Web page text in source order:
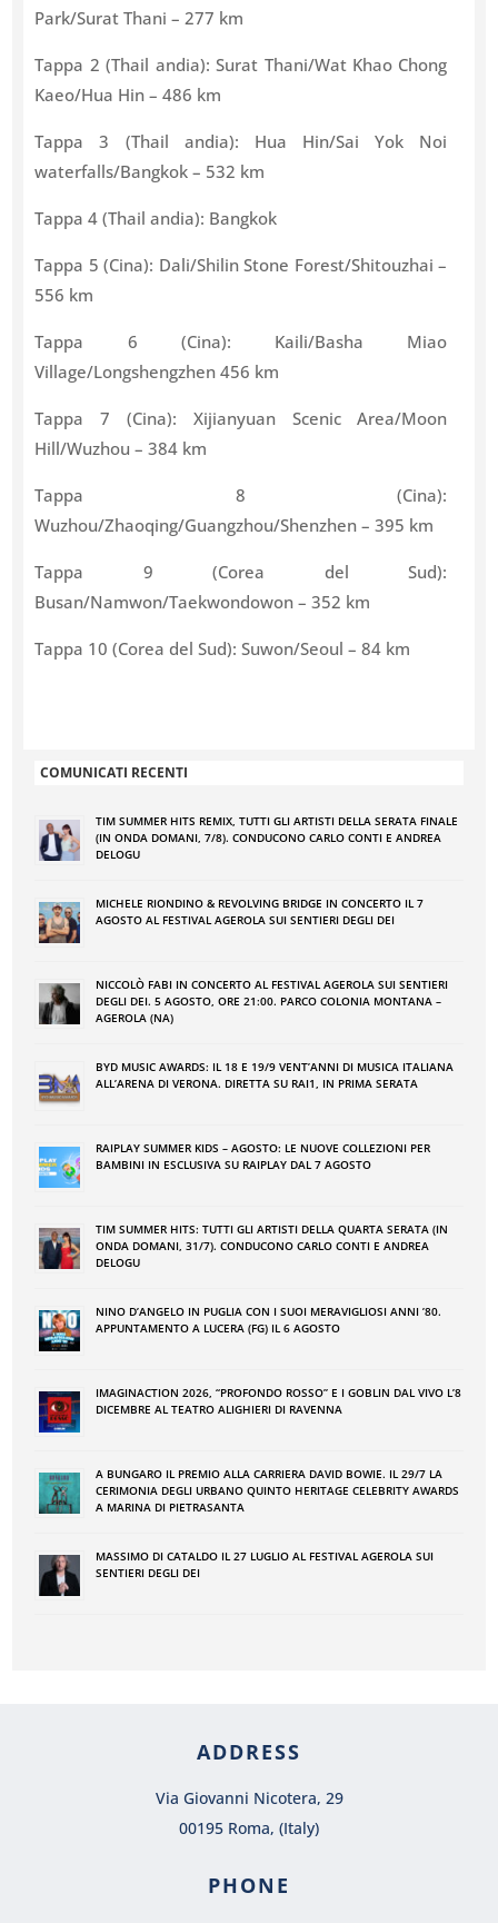
Park/Surat Thani – 277 km
Tappa 2 (Thail andia): Surat Thani/Wat Khao Chong
Kaeo/Hua Hin – 486 km
Tappa 3 (Thail andia): Hua Hin/Sai Yok Noi
waterfalls/Bangkok – 532 km
Tappa 4 (Thail andia): Bangkok
Tappa 5 (Cina): Dali/Shilin Stone Forest/Shitouzhai –
556 km
Tappa 6 (Cina): Kaili/Basha Miao
Village/Longshengzhen 456 km
Tappa 7 (Cina): Xijianyuan Scenic Area/Moon
Hill/Wuzhou – 384 km
Tappa 8 (Cina):
Wuzhou/Zhaoqing/Guangzhou/Shenzhen – 395 km
Tappa 9 (Corea del Sud):
Busan/Namwon/Taekwondowon – 352 km
Tappa 10 (Corea del Sud): Suwon/Seoul – 84 km
COMUNICATI RECENTI
TIM SUMMER HITS REMIX, TUTTI GLI ARTISTI DELLA SERATA FINALE
(IN ONDA DOMANI, 7/8). CONDUCONO CARLO CONTI E ANDREA
DELOGU
MICHELE RIONDINO & REVOLVING BRIDGE IN CONCERTO IL 7
AGOSTO AL FESTIVAL AGEROLA SUI SENTIERI DEGLI DEI
NICCOLÒ FABI IN CONCERTO AL FESTIVAL AGEROLA SUI SENTIERI
DEGLI DEI. 5 AGOSTO, ORE 21:00. PARCO COLONIA MONTANA –
AGEROLA (NA)
BYD MUSIC AWARDS: IL 18 E 19/9 VENT’ANNI DI MUSICA ITALIANA
ALL’ARENA DI VERONA. DIRETTA SU RAI1, IN PRIMA SERATA
RAIPLAY SUMMER KIDS – AGOSTO: LE NUOVE COLLEZIONI PER
BAMBINI IN ESCLUSIVA SU RAIPLAY DAL 7 AGOSTO
TIM SUMMER HITS: TUTTI GLI ARTISTI DELLA QUARTA SERATA (IN
ONDA DOMANI, 31/7). CONDUCONO CARLO CONTI E ANDREA
DELOGU
NINO DʼANGELO IN PUGLIA CON I SUOI MERAVIGLIOSI ANNI ʼ80.
APPUNTAMENTO A LUCERA (FG) IL 6 AGOSTO
IMAGINACTION 2026, “PROFONDO ROSSO” E I GOBLIN DAL VIVO L’8
DICEMBRE AL TEATRO ALIGHIERI DI RAVENNA
A BUNGARO IL PREMIO ALLA CARRIERA DAVID BOWIE. IL 29/7 LA
CERIMONIA DEGLI URBANO QUINTO HERITAGE CELEBRITY AWARDS
A MARINA DI PIETRASANTA
MASSIMO DI CATALDO IL 27 LUGLIO AL FESTIVAL AGEROLA SUI
SENTIERI DEGLI DEI
ADDRESS
Via Giovanni Nicotera, 29
00195 Roma, (Italy)
PHONE